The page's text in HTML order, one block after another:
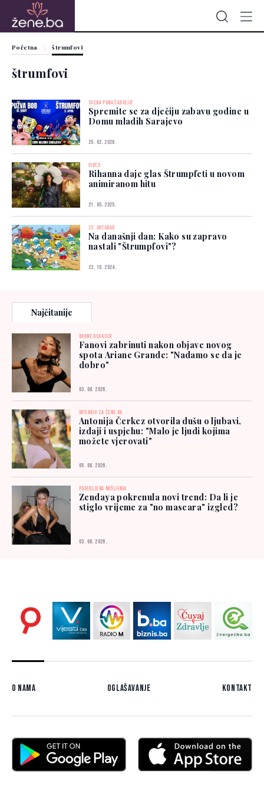
Početna štrumfovi
štrumfovi
SCENA PUNA ČAROLIJE
Spremite se za dječiju zabavu godine u
Domu mladih Sarajevo
25. 02. 2026.
VIDEO
Rihanna daje glas Štrumpfeti u novom
animiranom hitu
21. 05. 2025.
23. OKTOBAR
Na današnji dan: Kako su zapravo
nastali "Štrumpfovi"?
23. 10. 2024.
Najčitanije
BURNE REAKCIJE
Fanovi zabrinuti nakon objave novog
spota Ariane Grande: "Nadamo se da je
dobro"
03. 08. 2026.
INTERVJU ZA ŽENE.BA
Antonija Čerkez otvorila dušu o ljubavi,
izdaji i uspjehu: "Malo je ljudi kojima
možete vjerovati"
05. 08. 2026.
PODIJELJENA MIŠLJENJA
Zendaya pokrenula novi trend: Da li je
stiglo vrijeme za "no mascara" izgled?
03. 08. 2026.
O nama Oglašavanje Kontakt